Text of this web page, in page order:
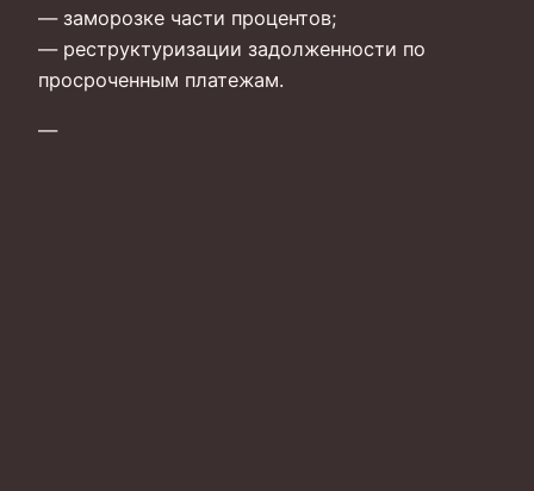
— заморозке части процентов;
— реструктуризации задолженности по
просроченным платежам.
—